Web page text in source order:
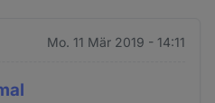
Mo. 11 Mär 2019 - 14:11